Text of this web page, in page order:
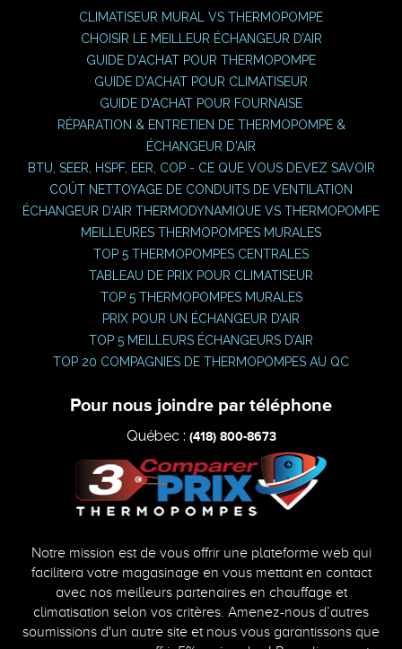
CLIMATISEUR MURAL VS THERMOPOMPE
CHOISIR LE MEILLEUR ÉCHANGEUR D’AIR
GUIDE D'ACHAT POUR THERMOPOMPE
GUIDE D'ACHAT POUR CLIMATISEUR
GUIDE D'ACHAT POUR FOURNAISE
RÉPARATION & ENTRETIEN DE THERMOPOMPE &
ÉCHANGEUR D'AIR
BTU, SEER, HSPF, EER, COP - CE QUE VOUS DEVEZ SAVOIR
COÛT NETTOYAGE DE CONDUITS DE VENTILATION
ÉCHANGEUR D'AIR THERMODYNAMIQUE VS THERMOPOMPE
MEILLEURES THERMOPOMPES MURALES
TOP 5 THERMOPOMPES CENTRALES
TABLEAU DE PRIX POUR CLIMATISEUR
TOP 5 THERMOPOMPES MURALES
PRIX POUR UN ÉCHANGEUR D’AIR
TOP 5 MEILLEURS ÉCHANGEURS D’AIR
TOP 20 COMPAGNIES DE THERMOPOMPES AU QC
Pour nous joindre par téléphone
Québec : (418) 800-8673
Notre mission est de vous offrir une plateforme web qui
facilitera votre magasinage en vous mettant en contact
avec nos meilleurs partenaires en chauffage et
climatisation selon vos critères. Amenez-nous d’autres
soumissions d'un autre site et nous vous garantissons que